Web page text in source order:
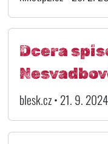
Dcera
blesk.cz • 21. 9.